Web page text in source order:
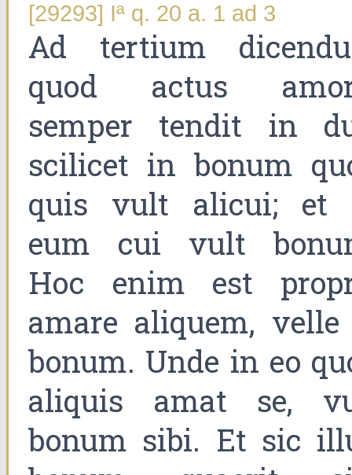
[29293] Iª q. 20 a. 1 ad 3
Ad tertium
quod actus
semper tendit in
scilicet in bonum
quis vult alicui; et
eum cui vult
Hoc enim est
amare aliquem,
bonum. Unde in eo
aliquis amat se,
bonum sibi. Et sic